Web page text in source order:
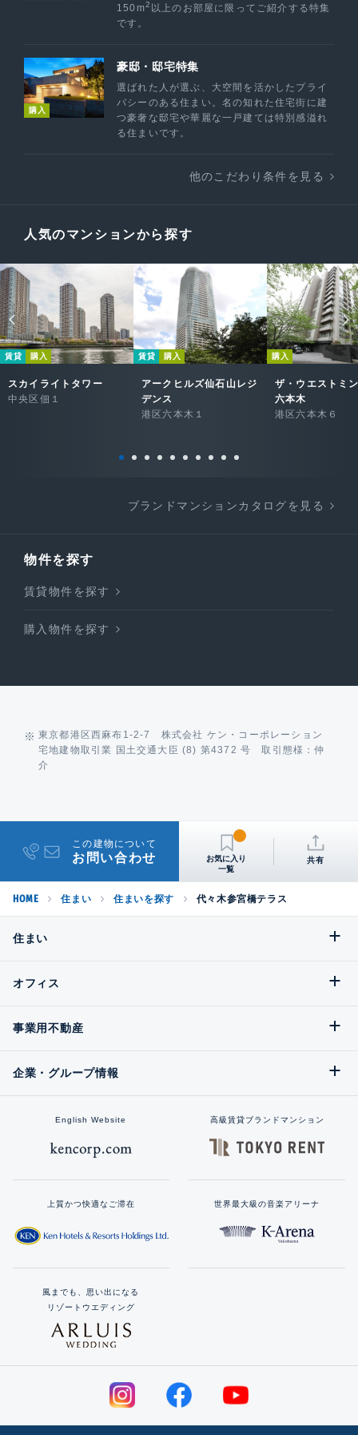
150m2 以上のお部屋に限ってご紹介する特集
です。
購入
豪邸・邸宅特集
選ばれた人が選ぶ、大空間を活かしたプライ
バシーのある住まい。名の知れた住宅街に建
つ豪奢な邸宅や華麗な一戸建ては特別感溢れ
る住まいです。
他のこだわり条件を見る
人気のマンションから探す
賃貸 購入
スカイライトタワー
中央区佃１
賃貸 購入
アークヒルズ仙石山レジ
デンス
港区六本木１
購入
ザ・ウエストミ
六本木
港区六本木６
ブランドマンションカタログを見る
物件を探す
賃貸物件を探す
購入物件を探す
東京都港区西麻布1-2-7 株式会社 ケン・コーポレーション
宅地建物取引業 国土交通大臣 (8) 第4372 号 取引態様：仲
介
この建物について
お問い合わせ 共有
HOME 住まい 住まいを探す 代々木参宮橋テラス
住まい
オフィス
事業用不動産
企業・グループ情報
English Website 高級賃貸ブランドマンション
上質かつ快適なご滞在 世界最大級の音楽アリーナ
風までも、思い出になる
リゾートウエディング